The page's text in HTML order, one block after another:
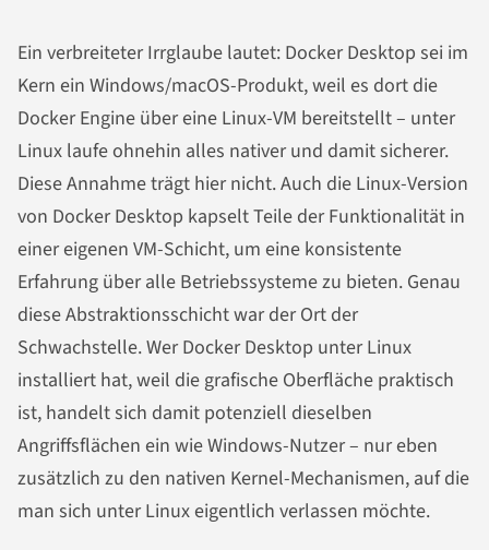
Ein verbreiteter Irrglaube lautet: Docker Desktop sei im
Kern ein Windows/macOS-Produkt, weil es dort die
Docker Engine über eine Linux-VM bereitstellt – unter
Linux laufe ohnehin alles nativer und damit sicherer.
Diese Annahme trägt hier nicht. Auch die Linux-Version
von Docker Desktop kapselt Teile der Funktionalität in
einer eigenen VM-Schicht, um eine konsistente
Erfahrung über alle Betriebssysteme zu bieten. Genau
diese Abstraktionsschicht war der Ort der
Schwachstelle. Wer Docker Desktop unter Linux
installiert hat, weil die grafische Oberfläche praktisch
ist, handelt sich damit potenziell dieselben
Angriffsflächen ein wie Windows-Nutzer – nur eben
zusätzlich zu den nativen Kernel-Mechanismen, auf die
man sich unter Linux eigentlich verlassen möchte.